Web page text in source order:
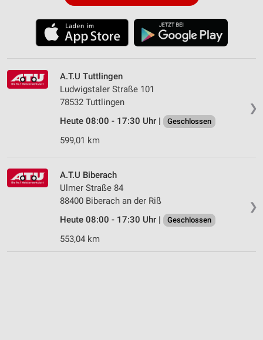
❯
A.T.U Tuttlingen
Ludwigstaler Straße 101
78532 Tuttlingen
Heute 08:00 - 17:30 Uhr |
Geschlossen
599,01 km
❯
A.T.U Biberach
Ulmer Straße 84
88400 Biberach an der Riß
Heute 08:00 - 17:30 Uhr |
Geschlossen
553,04 km